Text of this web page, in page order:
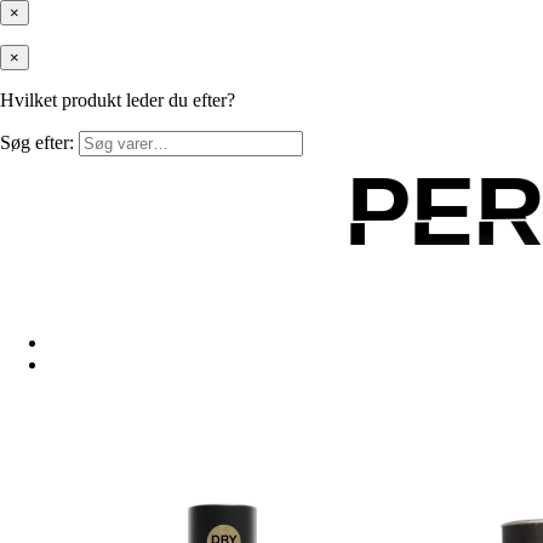
×
×
Hvilket produkt leder du efter?
Søg efter: